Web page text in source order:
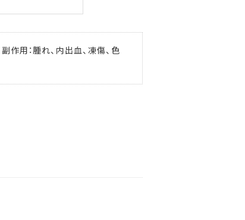
用：腫れ、内出血、凍傷、色